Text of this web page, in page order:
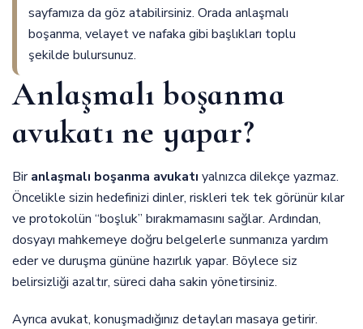
sayfamıza da göz atabilirsiniz. Orada anlaşmalı
boşanma, velayet ve nafaka gibi başlıkları toplu
şekilde bulursunuz.
Anlaşmalı boşanma
avukatı ne yapar?
Biranlaşmalı boşanma avukatı yalnızca dilekçe yazmaz.
Öncelikle sizin hedefinizi dinler, riskleri tek tek görünür kılar
ve protokolün “boşluk” bırakmamasını sağlar. Ardından,
dosyayı mahkemeye doğru belgelerle sunmanıza yardım
eder ve duruşma gününe hazırlık yapar. Böylece siz
belirsizliği azaltır, süreci daha sakin yönetirsiniz.
Ayrıca avukat, konuşmadığınız detayları masaya getirir.